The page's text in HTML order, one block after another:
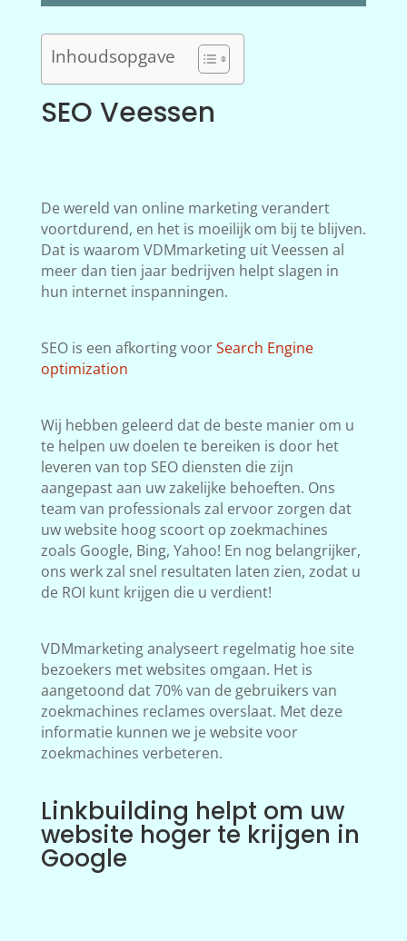
Inhoudsopgave
SEO Veessen
De wereld van online marketing verandert
voortdurend, en het is moeilijk om bij te blijven.
Dat is waarom VDMmarketing uit Veessen al
meer dan tien jaar bedrijven helpt slagen in
hun internet inspanningen.
SEO is een afkorting voorSearch Engine
optimization
Wij hebben geleerd dat de beste manier om u
te helpen uw doelen te bereiken is door het
leveren van top SEO diensten die zijn
aangepast aan uw zakelijke behoeften. Ons
team van professionals zal ervoor zorgen dat
uw website hoog scoort op zoekmachines
zoals Google, Bing, Yahoo! En nog belangrijker,
ons werk zal snel resultaten laten zien, zodat u
de ROI kunt krijgen die u verdient!
VDMmarketing analyseert regelmatig hoe site
bezoekers met websites omgaan. Het is
aangetoond dat 70% van de gebruikers van
zoekmachines reclames overslaat. Met deze
informatie kunnen we je website voor
zoekmachines verbeteren.
Linkbuilding helpt om uw
website hoger te krijgen in
Google